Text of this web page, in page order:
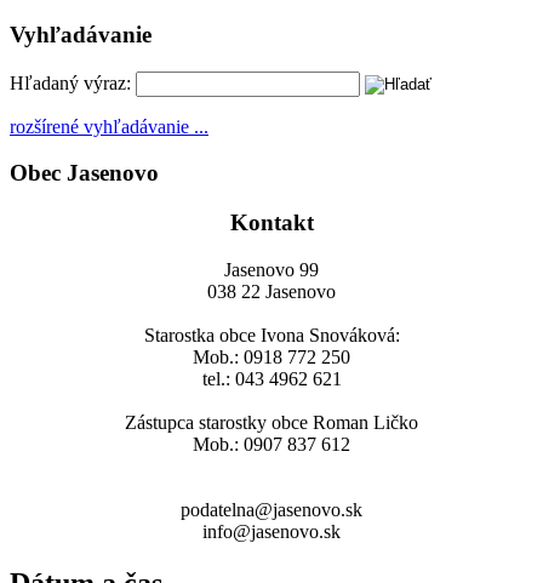
Vyhľadávanie
Hľadaný výraz:
rozšírené vyhľadávanie ...
Obec Jasenovo
Kontakt
Jasenovo 99
038 22 Jasenovo
Starostka obce Ivona Snováková:
Mob.: 0918 772 250
tel.: 043 4962 621
Zástupca starostky obce Roman Ličko
Mob.: 0907 837 612
podatelna@jasenovo.sk
info@jasenovo.sk